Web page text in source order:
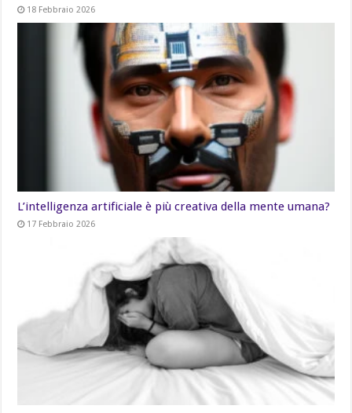
18 Febbraio 2026
L’intelligenza artificiale è più creativa della mente umana?
17 Febbraio 2026